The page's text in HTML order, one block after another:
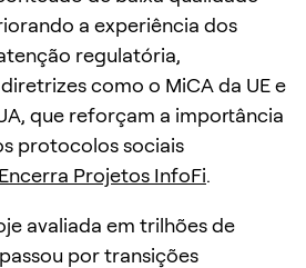
a experiência dos
regulatória,
como o MiCA da UE e
que reforçam a importância
protocolos sociais
Projetos InfoFi.
avaliada em trilhões de
por transições